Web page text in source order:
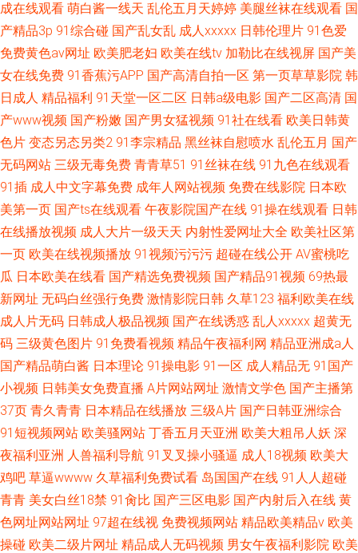
成在线观看 萌白酱一线天 乱伦五月天婷婷 美腿丝袜在线观看 国
产精品3p 91综合碰 国产乱女乱 成人xxxxx 日韩伦理片 91色爱
免费黄色av网址 欧美肥老妇 欧美在线tv 加勒比在线视屏 国产美
女在线免费 91香蕉污APP 国产高清自拍一区 第一页草草影院 韩
日成人 精品福利 91天堂一区二区 日韩a级电影 国产二区高清 国
产www视频 国产粉嫩 国产男女猛视频 91社在线看 欧美日韩黄
色片 变态另态另类2 91李宗精品 黑丝袜自慰喷水 乱伦五月 国产
无码网站 三级无毒免费 青青草51 91丝袜在线 91九色在线观看
91插 成人中文字幕免费 成年人网站视频 免费在线影院 日本欧
美第一页 国产ts在线观看 午夜影院国产在线 91操在线观看 日韩
在线播放视频 成人大片一级天天 内射性爱网址大全 欧美社区第
一页 欧美在线视频播放 91视频污污污 超碰在线公开 AV蜜桃吃
瓜 日本欧美在线看 国产精选免费视频 国产精品91视频 69热最
新网址 无码白丝强行免费 激情影院日韩 久草123 福利欧美在线
成人片无码 日韩成人极品视频 国产在线诱惑 乱人xxxxx 超黄无
码 三级黄色图片 91免费看视频 精品午夜福利网 精品亚洲成a人
国产精品萌白酱 日本理论 91操电影 91一区 成人精品无 91国产
小视频 日韩美女免费直播 A片网站网址 激情文学色 国产主播第
37页 青久青青 日本精品在线播放 三级A片 国产日韩亚洲综合
91短视频网站 欧美骚网站 丁香五月天亚洲 欧美大粗吊人妖 深
夜福利亚洲 人兽福利导航 91叉叉操小骚逼 成人18视频 欧美大
鸡吧 草逼wwww 久草福利免费试看 岛国国产在线 91人人超碰
青青 美女白丝18禁 91肏比 国产三区电影 国产内射后入在线 黄
色网址网站网址 97超在线视 免费视频网站 精品欧美精品v 欧美
操碰 欧美二级片网址 精品成人无码视频 男女午夜福利影院 欧美